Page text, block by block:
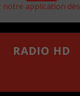
notre application
RADIO HD